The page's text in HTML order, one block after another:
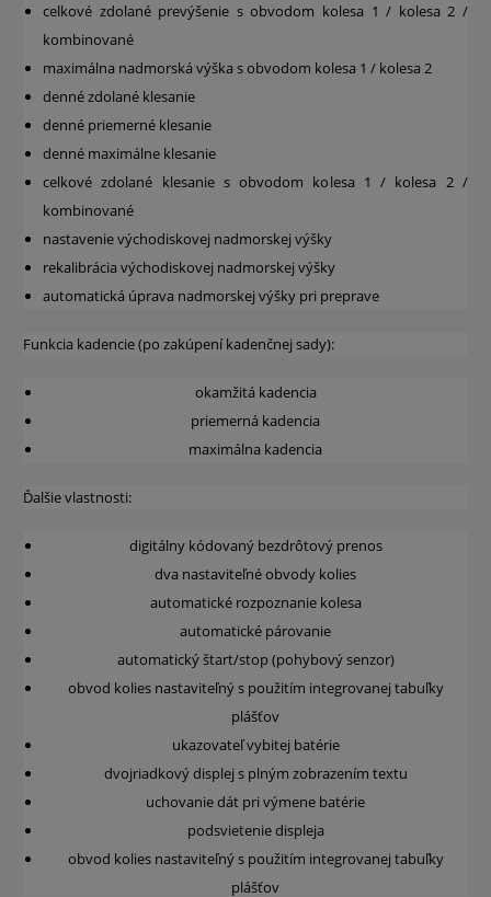
celkové zdolané prevýšenie s obvodom kolesa 1 / kolesa 2 /
kombinované
maximálna nadmorská výška s obvodom kolesa 1 / kolesa 2
denné zdolané klesanie
denné priemerné klesanie
denné maximálne klesanie
celkové zdolané klesanie s obvodom kolesa 1 / kolesa 2 /
kombinované
nastavenie východiskovej nadmorskej výšky
rekalibrácia východiskovej nadmorskej výšky
automatická úprava nadmorskej výšky pri preprave
Funkcia kadencie (po zakúpení kadenčnej sady):
okamžitá kadencia
priemerná kadencia
maximálna kadencia
Ďalšie vlastnosti:
digitálny kódovaný bezdrôtový prenos
dva nastaviteľné obvody kolies
automatické rozpoznanie kolesa
automatické párovanie
automatický štart/stop (pohybový senzor)
obvod kolies nastaviteľný s použitím integrovanej tabuľky
plášťov
ukazovateľ vybitej batérie
dvojriadkový displej s plným zobrazením textu
uchovanie dát pri výmene batérie
podsvietenie displeja
obvod kolies nastaviteľný s použitím integrovanej tabuľky
plášťov